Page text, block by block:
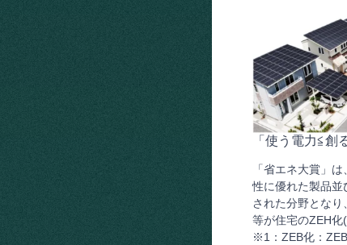
「使う電力≦創
「省エネ大賞」
性に優れた製品並
された分野とな
等が住宅のZEH化
※1：ZEB化：